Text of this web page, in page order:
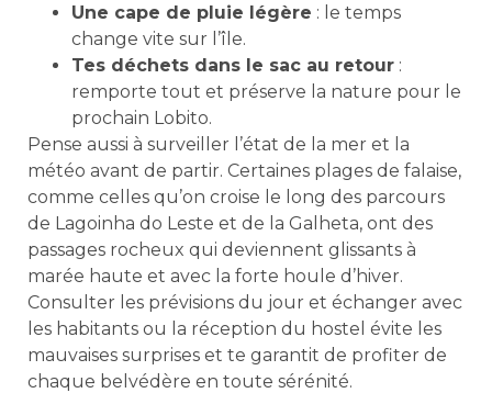
Une cape de pluie légère : le temps
change vite sur l’île.
Tes déchets dans le sac au retour :
remporte tout et préserve la nature pour le
prochain Lobito.
Pense aussi à surveiller l’état de la mer et la
météo avant de partir. Certaines plages de falaise,
comme celles qu’on croise le long des parcours
de Lagoinha do Leste et de la Galheta, ont des
passages rocheux qui deviennent glissants à
marée haute et avec la forte houle d’hiver.
Consulter les prévisions du jour et échanger avec
les habitants ou la réception du hostel évite les
mauvaises surprises et te garantit de profiter de
chaque belvédère en toute sérénité.